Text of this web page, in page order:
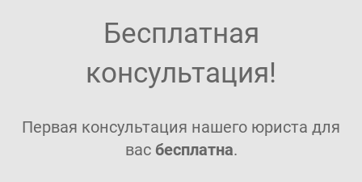
Бесплатная
консультация!
Первая консультация нашего юриста для
вас бесплатна.